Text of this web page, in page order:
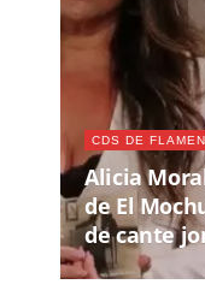
CDS DE
Alicia
de El
de cante